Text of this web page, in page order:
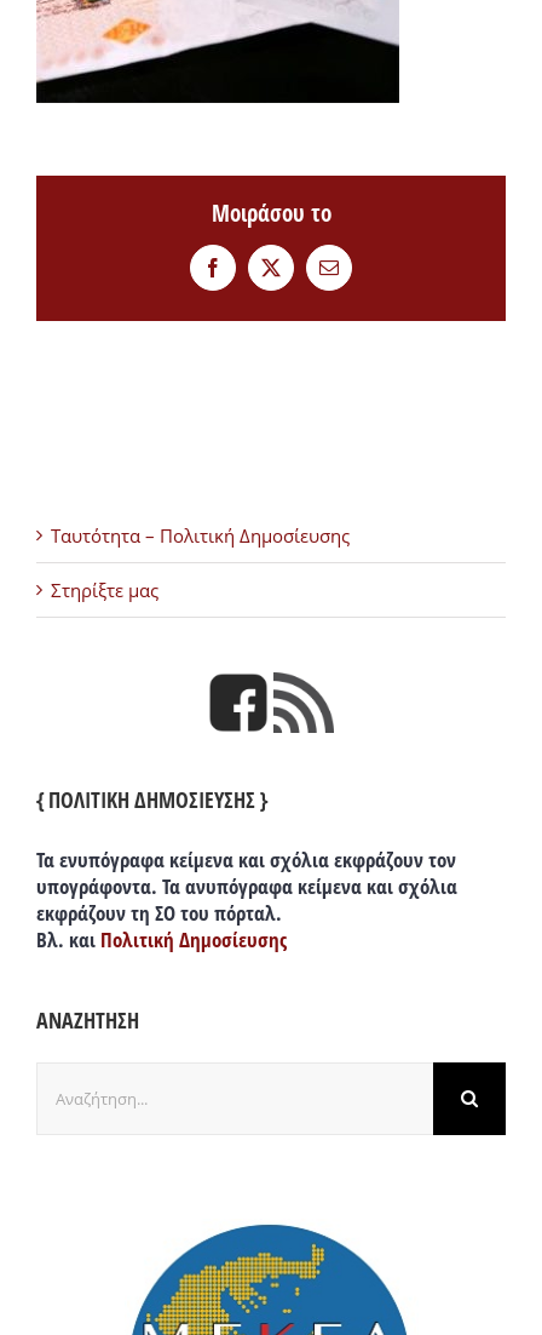
Μοιράσου το
FacebookTwitterEmail
Ταυτότητα – Πολιτική Δημοσίευσης
Στηρίξτε μας
{ ΠΟΛΙΤΙΚΗ ΔΗΜΟΣΙΕΥΣΗΣ }
Τα ενυπόγραφα κείμενα και σχόλια εκφράζουν τον
υπογράφοντα. Τα ανυπόγραφα κείμενα και σχόλια
εκφράζουν τη ΣΟ του πόρταλ.
Βλ. και Πολιτική Δημοσίευσης
ΑΝΑΖΗΤΗΣΗ
για: